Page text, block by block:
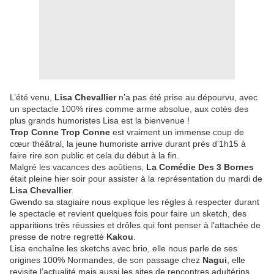
L’été venu, Lisa Chevalliern’a pas été prise au dépourvu, avec
un spectacle 100% rires comme arme absolue, aux cotés des
plus grands humoristes Lisa est la bienvenue !
Trop Conne Trop Conne est vraiment un immense coup de
cœur théâtral, la jeune humoriste arrive durant près d’1h15 à
faire rire son public et cela du début à la fin.
Malgré les vacances des aoûtiens, La Comédie Des 3 Bornes
était pleine hier soir pour assister à la représentation du mardi de
Lisa Chevallier.
Gwendo sa stagiaire nous explique les règles à respecter durant
le spectacle et revient quelques fois pour faire un sketch, des
apparitions très réussies et drôles qui font penser à l’attachée de
presse de notre regretté Kakou
Lisa enchaîne les sketchs avec brio, elle nous parle de ses
origines 100% Normandes, de son passage chez Nagui , elle
revisite l’actualité mais aussi les sites de rencontres adultérins,